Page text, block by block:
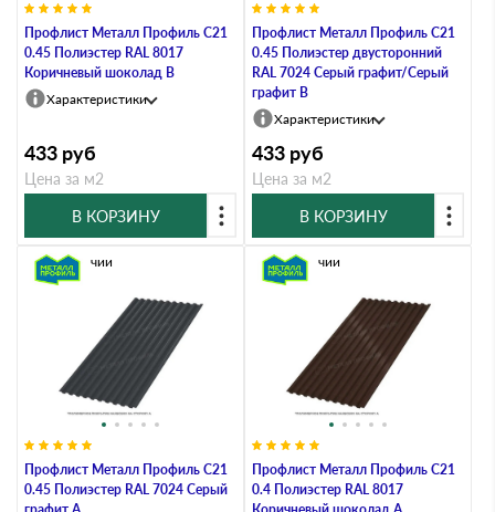
Профлист Металл Профиль C21
0.45 Полиэстер RAL 8017
Коричневый шоколад B
Характеристики
433 руб
Цена за м2
В КОРЗИНУ
Профлист Металл Профиль C21
0.45 Полиэстер двусторонний
RAL 7024 Серый графит/Серый
графит B
Характеристики
433 руб
Цена за м2
В КОРЗИНУ
Профлист Металл Профиль C21
0.45 Полиэстер RAL 7024 Серый
В наличии
Профлист Металл Профиль C21
0.4 Полиэстер RAL 8017
В наличии